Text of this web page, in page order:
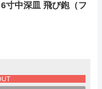
寸中深皿 飛び鉋（フ